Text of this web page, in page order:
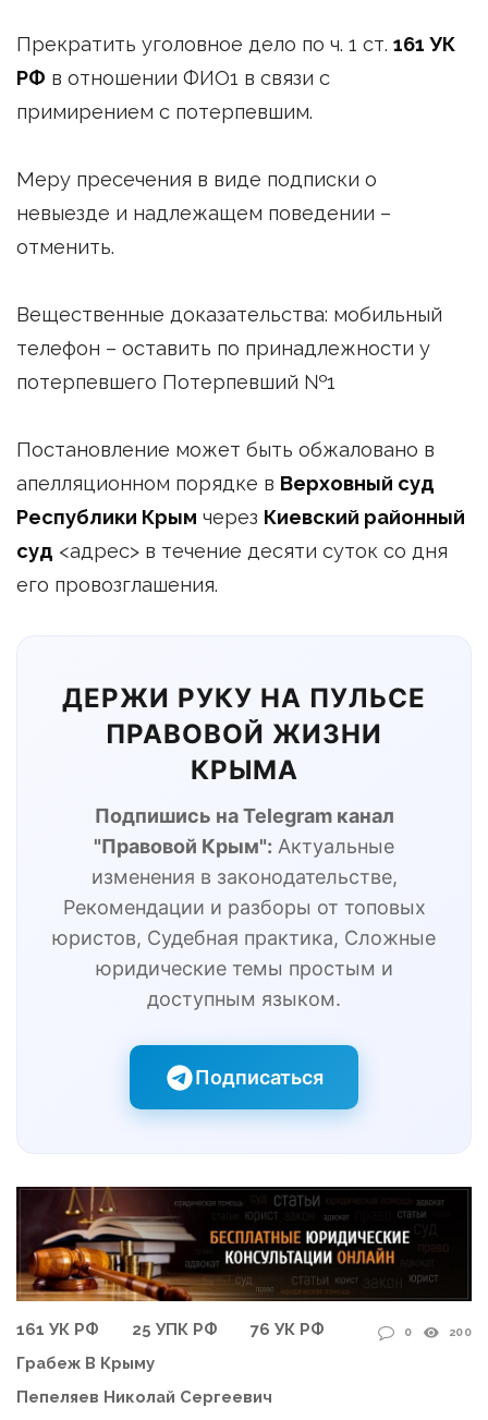
Прекратить уголовное дело по ч. 1 ст. 161 УК
РФ в отношении ФИО1 в связи с
примирением с потерпевшим.
Меру пресечения в виде подписки о
невыезде и надлежащем поведении –
отменить.
Вещественные доказательства: мобильный
телефон – оставить по принадлежности у
потерпевшего Потерпевший №1
Постановление может быть обжаловано в
апелляционном порядке в Верховный суд
Республики Крым через Киевский районный
суд <адрес> в течение десяти суток со дня
его провозглашения.
ДЕРЖИ РУКУ НА ПУЛЬСЕ
ПРАВОВОЙ ЖИЗНИ
КРЫМА
Подпишись на Telegram канал
"Правовой Крым": Актуальные
изменения в законодательстве,
Рекомендации и разборы от топовых
юристов, Судебная практика, Сложные
юридические темы простым и
доступным языком.
Подписаться
161 УК РФ 25 УПК РФ
76 УК РФ
Грабеж В Крыму
Пепеляев Николай Сергеевич
0 200